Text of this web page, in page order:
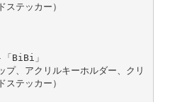
テッカー）
「BiBi」
プ、アクリルキーホルダー、クリ
テッカー）